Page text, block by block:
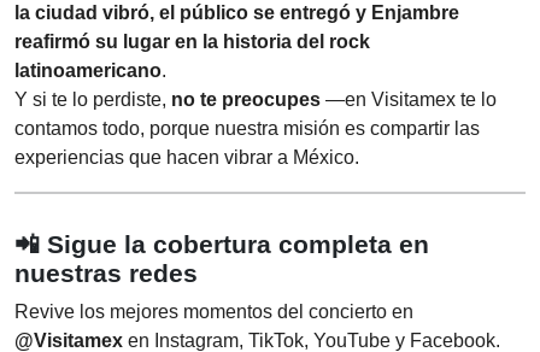
la ciudad vibró, el público se entregó y Enjambre
reafirmó su lugar en la historia del rock
latinoamericano.
Y si te lo perdiste, no te preocupes —en Visitamex te lo
contamos todo, porque nuestra misión es compartir las
experiencias que hacen vibrar a México.
📲 Sigue la cobertura completa en
nuestras redes
Revive los mejores momentos del concierto en
@Visitamex en Instagram, TikTok, YouTube y Facebook.